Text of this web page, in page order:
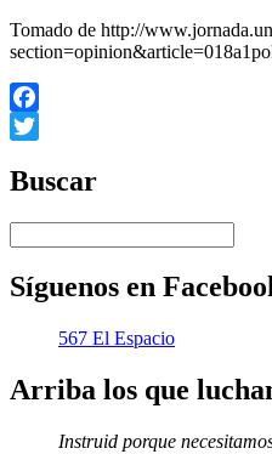
Tomado de http://
Facebook
Buscar
Síguenos en
567 El Espacio
Arriba los que
Instruid porque